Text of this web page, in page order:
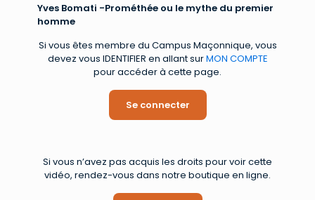
Yves Bomati -Prométhée ou le mythe du premier
homme
Si vous êtes membre du Campus Maçonnique, vous
devez vous IDENTIFIER en allant surMON COMPTE
pour accéder à cette page.
Se connecter
Si vous n’avez pas acquis les droits pour voir cette
vidéo, rendez-vous dans notre boutique en ligne.